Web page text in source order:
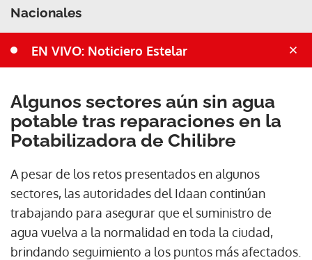
Nacionales
EN VIVO: Noticiero Estelar
Algunos sectores aún sin agua
potable tras reparaciones en la
Potabilizadora de Chilibre
A pesar de los retos presentados en algunos
sectores, las autoridades del Idaan continúan
trabajando para asegurar que el suministro de
agua vuelva a la normalidad en toda la ciudad,
brindando seguimiento a los puntos más afectados.